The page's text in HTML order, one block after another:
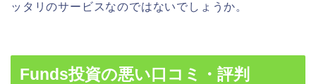
ッタリのサービスなのではないでしょうか。
Funds投資の悪い口コミ・評判